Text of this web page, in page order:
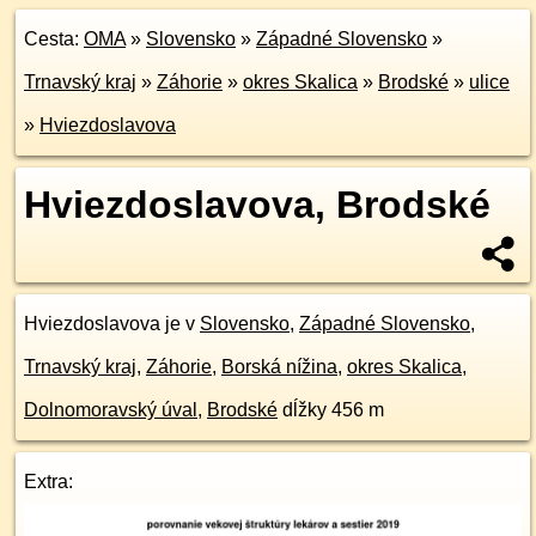
Cesta: OMA» Slovensko » Západné Slovensko »
Trnavský kraj » Záhorie » okres Skalica » Brodské » ulice
» Hviezdoslavova
Hviezdoslavova, Brodské
Hviezdoslavova je v Slovensko, Západné Slovensko,
Trnavský kraj, Záhorie, Borská nížina, okres Skalica,
Dolnomoravský úval , Brodské dĺžky 456 m
Extra: